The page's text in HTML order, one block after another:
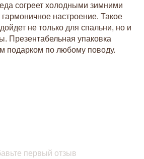
согреет холодными зимними
настроение. Такое
не только для спальни, но и
Презентабельная упаковка
подарком по любому поводу.
первый отзыв